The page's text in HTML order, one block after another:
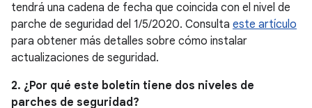
tendrá una cadena de fecha que coincida con el nivel de
parche de seguridad del 1/5/2020. Consulta este artículo
para obtener más detalles sobre cómo instalar
actualizaciones de seguridad.
2. ¿Por qué este boletín tiene dos niveles de
parches de seguridad?